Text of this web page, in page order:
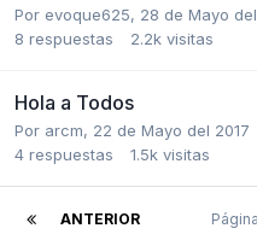
Por evoque625, 28 de Mayo
8 respuestas 2.2k visitas
Hola a Todos
Por arcm, 22 de Mayo del 2017
4 respuestas 1.5k visitas
ANTERIOR